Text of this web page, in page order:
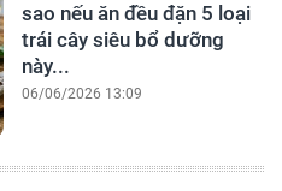
sao nếu ăn đều đặn 5 loại
trái cây siêu bổ dưỡng
này...
06/06/2026 13:09